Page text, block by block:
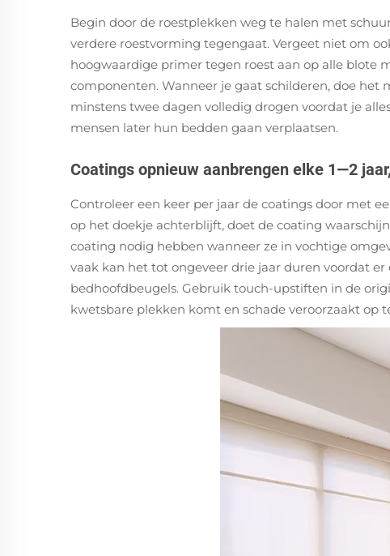
Begin door de roestplekken weg te halen met
verdere roestvorming tegengaat. Vergeet niet om
hoogwaardige primer tegen roest aan op alle blote
componenten. Wanneer je gaat schilderen, doe
minstens twee dagen volledig drogen voordat je
mensen later hun bedden gaan verplaatsen.
Coatings opnieuw aanbrengen elke 1—2
Controleer een keer per jaar de coatings door met
op het doekje achterblijft, doet de coating
coating nodig hebben wanneer ze in vochtige
vaak kan het tot ongeveer drie jaar duren voordat
bedhoofdbeugels. Gebruik touch-upstiften in de
kwetsbare plekken komt en schade veroorzaakt op